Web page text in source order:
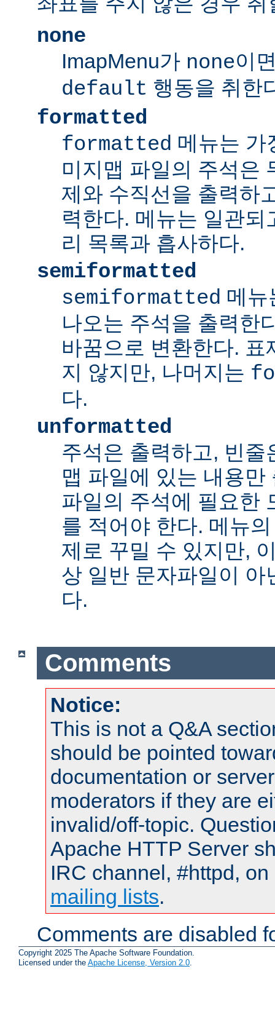
none
ImapMenu가 none이
default 행동을 취한
formatted
formatted 메뉴는 가
미지맵 파일의 주석은
제와 수직선을 출력하
력한다. 메뉴는 일관
리 목록과 흡사하다.
semiformatted
semiformatted 메뉴
나오는 주석을 출력한
바꿈으로 변환한다.
지 않지만, 나머지는
다.
unformatted
주석은 출력하고, 빈줄
맵 파일에 있는 내용
파일의 주석에 필요한
를 적어야 한다. 메뉴
제로 꾸밀 수 있지만,
상 일반 문자파일이 아
다.
Comments
Notice:
This is not a Q&A
should be pointed
documentation or
moderators if they are
invalid/off-topic.
Apache HTTP Server
IRC channel, #httpd,
mailing lists.
Comments are disabled
Copyright 2025 The Apache Software Foundation.
Licensed under the Apache License, Version 2.0.